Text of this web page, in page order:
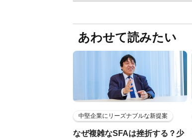
あわせて読みたい
中堅企業にリーズナブルな新提案
なぜ複雑なSFAは挫折する？少